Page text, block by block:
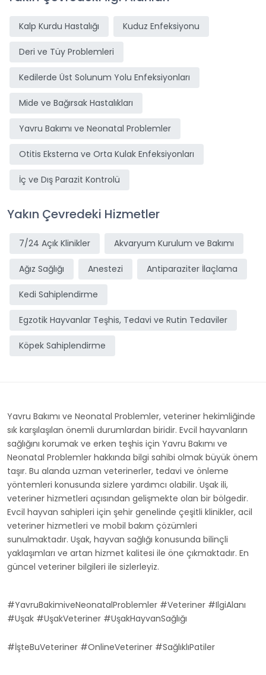
Kalp Kurdu Hastalığı Kuduz Enfeksiyonu
Deri ve Tüy Problemleri
Kedilerde Üst Solunum Yolu Enfeksiyonları
Mide ve Bağırsak Hastalıkları
Yavru Bakımı ve Neonatal Problemler
Otitis Eksterna ve Orta Kulak Enfeksiyonları
İç ve Dış Parazit Kontrolü
Yakın Çevredeki Hizmetler
7/24 Açık Klinikler Akvaryum Kurulum ve Bakımı
Ağız Sağlığı Anestezi Antiparaziter İlaçlama
Kedi Sahiplendirme
Egzotik Hayvanlar Teşhis, Tedavi ve Rutin Tedaviler
Köpek Sahiplendirme
Yavru Bakımı ve Neonatal Problemler, veteriner hekimliğinde
sık karşılaşılan önemli durumlardan biridir. Evcil hayvanların
sağlığını korumak ve erken teşhis için Yavru Bakımı ve
Neonatal Problemler hakkında bilgi sahibi olmak büyük önem
taşır. Bu alanda uzman veterinerler, tedavi ve önleme
yöntemleri konusunda sizlere yardımcı olabilir. Uşak ili,
veteriner hizmetleri açısından gelişmekte olan bir bölgedir.
Evcil hayvan sahipleri için şehir genelinde çeşitli klinikler, acil
veteriner hizmetleri ve mobil bakım çözümleri
sunulmaktadır. Uşak, hayvan sağlığı konusunda bilinçli
yaklaşımları ve artan hizmet kalitesi ile öne çıkmaktadır. En
güncel veteriner bilgileri ile sizlerleyiz.
#YavruBakimiveNeonatalProblemler #Veteriner #IlgiAlanı
#Uşak #UşakVeteriner #UşakHayvanSağlığı
#İşteBuVeteriner #OnlineVeteriner #SağlıklıPatiler